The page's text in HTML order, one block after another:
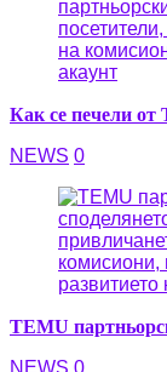
Как се печели от
NEWS 0
TEMU
NEWS 0